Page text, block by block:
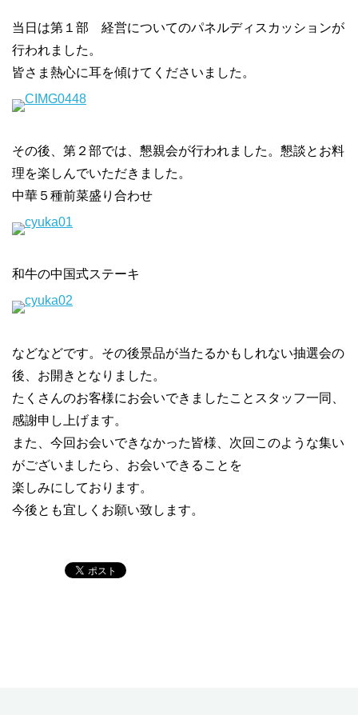
当日は第１部 経営についてのパネルディスカッションが
行われました。
皆さま熱心に耳を傾けてくださいました。
その後、第２部では、懇親会が行われました。懇談とお料
理を楽しんでいただきました。
中華５種前菜盛り合わせ
和牛の中国式ステーキ
などなどです。その後景品が当たるかもしれない抽選会の
後、お開きとなりました。
たくさんのお客様にお会いできましたことスタッフ一同、
感謝申し上げます。
また、今回お会いできなかった皆様、次回このような集い
がございましたら、お会いできることを
楽しみにしております。
今後とも宜しくお願い致します。